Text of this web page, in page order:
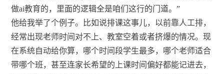
做ai教育的，里面的逻辑全是咱们这行的门道。”
他给我举了个例子。比如说排课这事儿，以前靠人工排，
经常出现老师时间对不上、教室空着或者挤爆的情况。现
在系统自动给你算，哪个时间段学生最多，哪个老师适合
带哪个班，甚至连家长希望的上课时间偏好都能记进去，